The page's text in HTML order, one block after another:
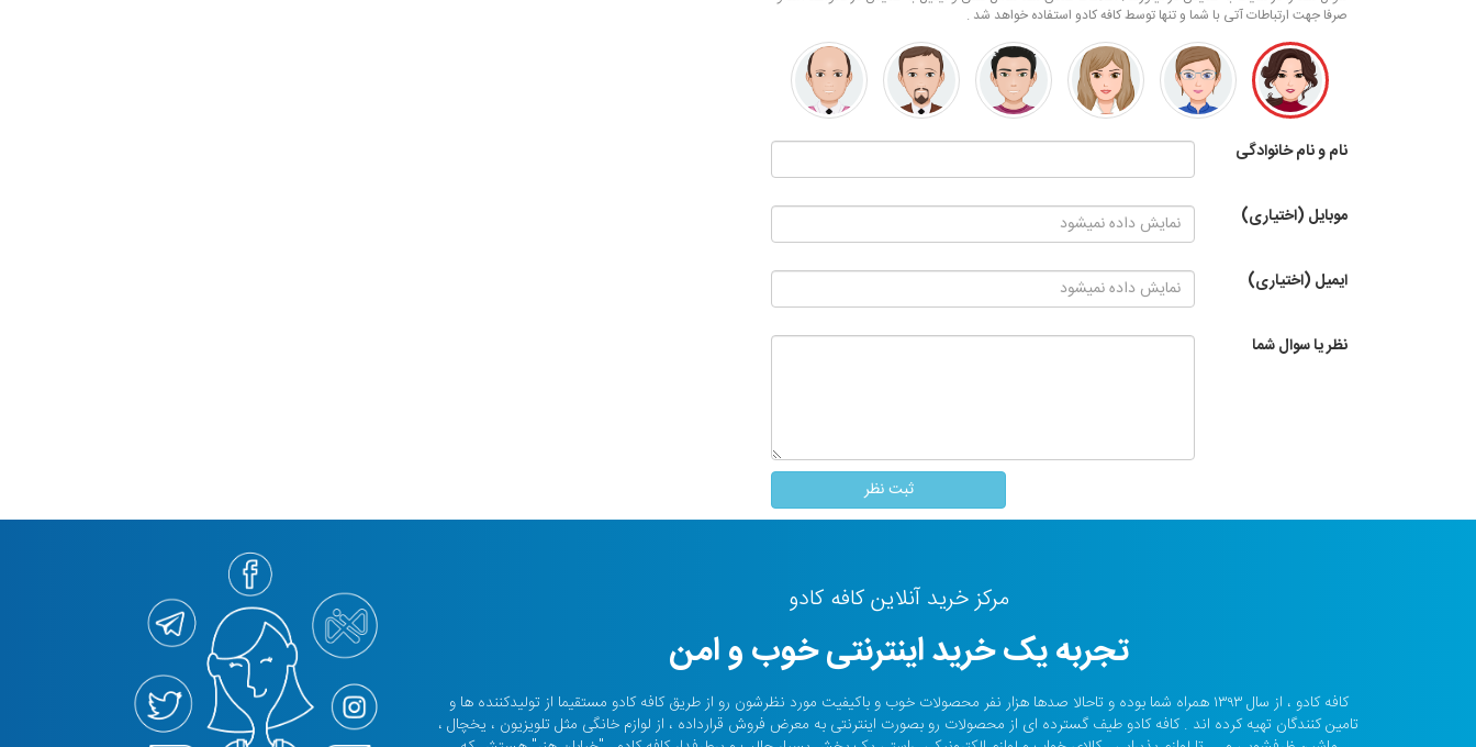
صرفا جهت ارتباطات آتی با شما و تنها توسط کافه کادو استفاده خواهد شد .
نام و نام خانوادگی
موبایل (اختیاری)
ایمیل (اختیاری)
نظر یا سوال شما
مرکز خرید آنلاین کافه کادو
تجربه یک خرید اینترنتی خوب و امن
کافه کادو ، از سال ۱۳۹۳ همراه شما بوده و تاحالا صدها هزار نفر محصولات خوب و باکیفیت مورد نظرشون رو از طریق کافه کادو مستقیما از تولیدکننده ها و
تامین کنندگان تهیه کرده اند . کافه کادو طیف گسترده ای از محصولات رو بصورت اینترنتی به معرض فروش قرارداده ، از لوازم خانگی مثل تلویزیون ، یخچال ،